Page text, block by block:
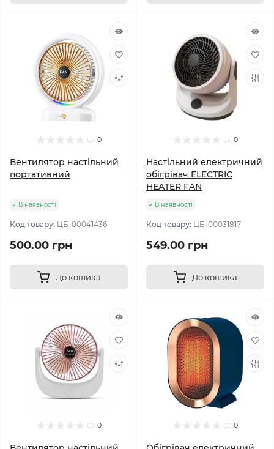
0
Вентилятор настільний
портативний
В наявності
Код товару: ЦБ-00041436
500.00 грн
До кошика
0
Настільний електричний
обігрівач ELECTRIC
HEATER FAN
В наявності
Код товару: ЦБ-00031817
549.00 грн
До кошика
0 0